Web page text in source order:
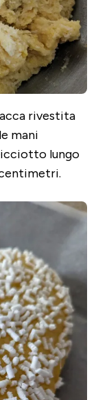
rivestita
mani
lungo
centimetri.